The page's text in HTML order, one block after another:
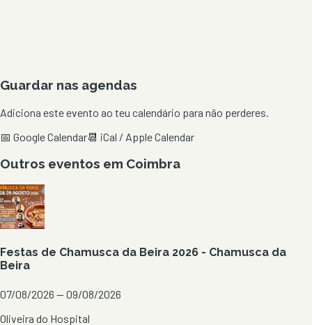
Guardar nas agendas
Adiciona este evento ao teu calendário para não perderes.
📅 Google Calendar📆 iCal / Apple Calendar
Outros eventos em Coimbra
Festas de Chamusca da Beira 2026 - Chamusca da
Beira
07/08/2026 — 09/08/2026
Oliveira do Hospital